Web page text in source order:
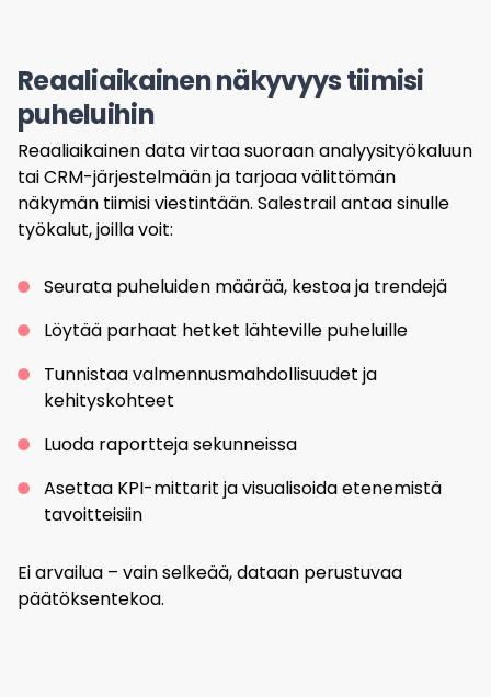
Reaaliaikainen näkyvyys tiimisi
puheluihin
Reaaliaikainen data virtaa suoraan analyysityökaluun
tai CRM-järjestelmään ja tarjoaa välittömän
näkymän tiimisi viestintään. Salestrail antaa sinulle
työkalut, joilla voit:
Seurata puheluiden määrää, kestoa ja trendejä
Löytää parhaat hetket lähteville puheluille
Tunnistaa valmennusmahdollisuudet ja
kehityskohteet
Luoda raportteja sekunneissa
Asettaa KPI-mittarit ja visualisoida etenemistä
tavoitteisiin
Ei arvailua – vain selkeää, dataan perustuvaa
päätöksentekoa.